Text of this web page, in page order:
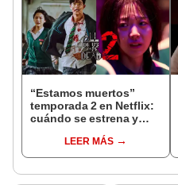
“Estamos muertos”
temporada 2 en Netflix:
cuándo se estrena y
temporadaLEER MÁS